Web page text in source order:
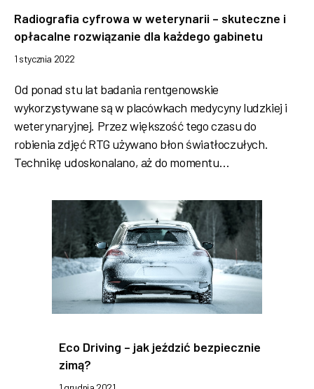
Radiografia cyfrowa w weterynarii – skuteczne i
opłacalne rozwiązanie dla każdego gabinetu
1 stycznia 2022
Od ponad stu lat badania rentgenowskie
wykorzystywane są w placówkach medycyny ludzkiej i
weterynaryjnej. Przez większość tego czasu do
robienia zdjęć RTG używano błon światłoczułych.
Technikę udoskonalano, aż do momentu…
Eco Driving – jak jeździć bezpiecznie
zimą?